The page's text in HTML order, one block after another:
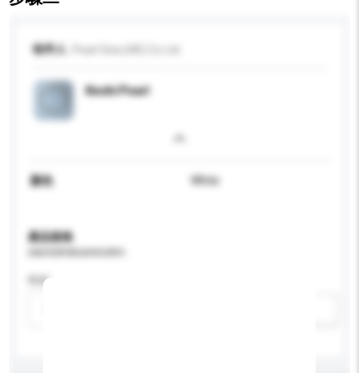
收件人
Keshi Pearl
顏色 White
產品規格
性别